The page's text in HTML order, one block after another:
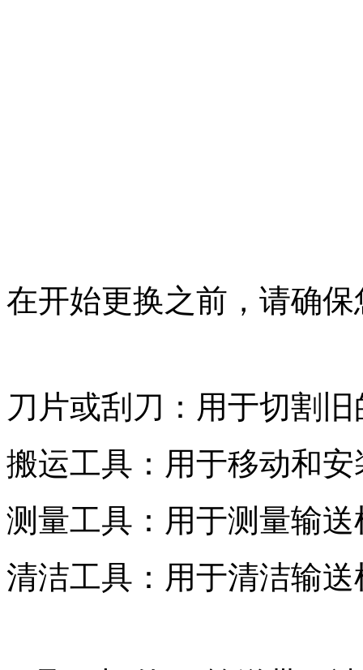
在开始更换之前，请确
刀片或刮刀：用于切割
搬运工具：用于移动和
测量工具：用于测量输
清洁工具：用于清洁输